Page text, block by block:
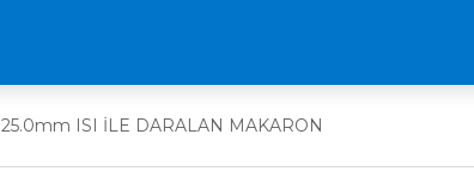
25.0mm ISI İLE DARALAN MAKARON